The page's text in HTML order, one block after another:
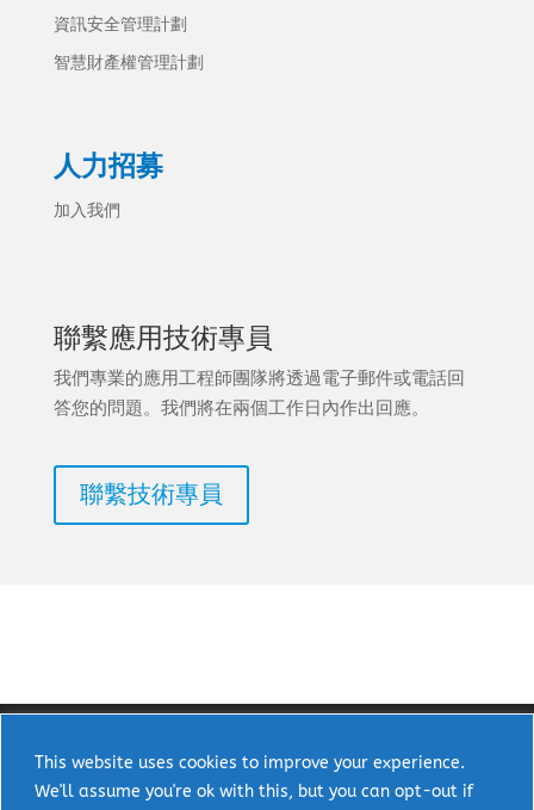
This website uses cookies to improve your experience.
We'll assume you're ok with this, but you can opt-out if
資訊安全管理計劃
智慧財產權管理計劃
人力招募
加入我們
聯繫應用技術專員
我們專業的應用工程師團隊將透過電子郵件或電話回
答您的問題。我們將在兩個工作日內作出回應。
聯繫技術專員
Copyright © 2025 uPI Semi Corp. All rights